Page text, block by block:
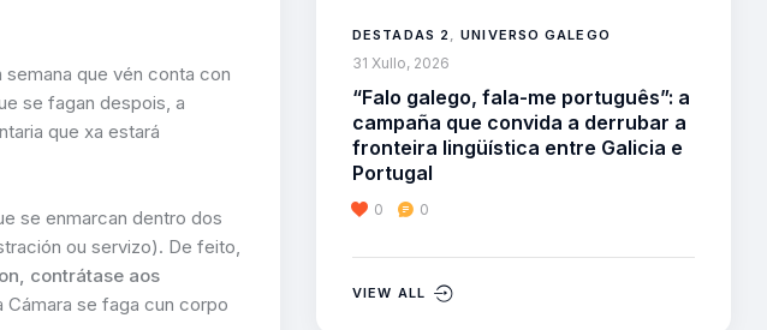
que vén conta con
se fagan despois, a
que xa estará
se enmarcan dentro dos
ou servizo). De feito,
contrátase aos
Cámara se faga cun corpo
DESTADAS 2 ,UNIVERSO GALEGO
31 Xullo, 2026
“Falo galego, fala-me português”: a
campaña que convida a derrubar a
fronteira lingüística entre Galicia e
Portugal
0 0
VIEW ALL